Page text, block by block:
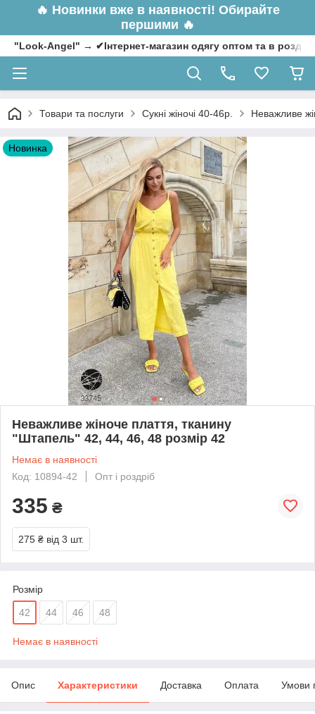
🔥 Новинки вже в наявності! Обирайте
першими 🔥
"Look-Angel" → ✔Інтернет-магазин одягу оптом та в
Товари та послуги Сукні жіночі 40-46р. Неважливе
Новинка
Неважливе жіноче плаття, тканину
"Штапель" 42, 44, 46, 48 розмір 42
Немає в наявності
Код: 10894-42
Опт і роздріб
335 ₴
275 ₴ від 3 шт.
Розмір
42 44 46 48
Немає в наявності
Опис Характеристики Доставка Оплата Умови